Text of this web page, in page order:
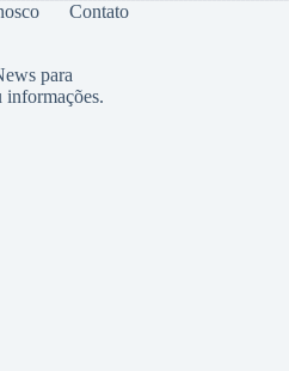
Contato
para
informações.